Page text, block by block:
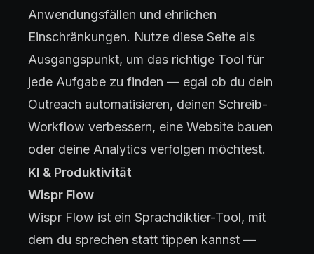
Anwendungsfällen und ehrlichen
Einschränkungen. Nutze diese Seite als
Ausgangspunkt, um das richtige Tool für
jede Aufgabe zu finden — egal ob du dein
Outreach automatisieren, deinen Schreib-
Workflow verbessern, eine Website bauen
oder deine Analytics verfolgen möchtest.
KI & Produktivität
Wispr Flow
Wispr Flow ist ein Sprachdiktier-Tool, mit
dem du sprechen statt tippen kannst —